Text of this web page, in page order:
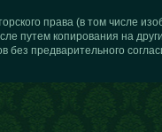
права (в том числе
путем копирования на
предварительного